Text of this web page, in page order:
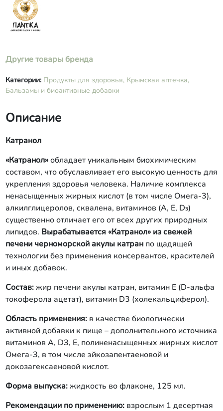
Другие товары бренда
Категории: Продукты для здоровья, Крымская аптечка,
Бальзамы и биоактивные добавки
Описание
Катранол
«Катранол»обладает уникальным биохимическим
составом, что обуславливает его высокую ценность для
укрепления здоровья человека. Наличие комплекса
ненасыщенных жирных кислот (в том числе Омега-3),
алкилглицеролов, сквалена, витаминов (А, Е, D₃)
существенно отличает его от всех других природных
липидов. Вырабатывается «Катранол» из свежей
печени черноморской акулы катранпо щадящей
технологии без применения консервантов, красителей
и иных добавок.
Состав:жир печени акулы катран, витамин Е (D-альфа
токоферола ацетат), витамин D3 (холекальциферол).
Область применения:в качестве биологически
активной добавки к пище – дополнительного источника
витаминов А, D3, Е, полиненасыщенных жирных кислот
Омега-3, в том числе эйкозапентаеновой и
докозагексаеновой кислот.
Форма выпуска:жидкость во флаконе, 125 мл.
Рекомендации по применению:взрослым 1 десертная